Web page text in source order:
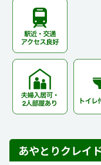
あやとりクレイ